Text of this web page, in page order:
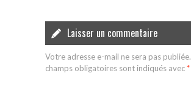
Laisser un commentaire
Votre adresse e-mail ne sera pas publiée.
champs obligatoires sont indiqués avec*